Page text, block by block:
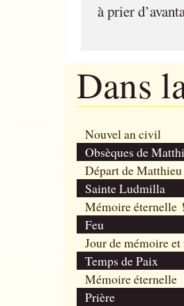
à prier
Dans
Nouvel an civil
Obsèques de
Départ de Matthieu
Sainte Ludmilla
Mémoire éternelle !
Feu
Jour de mémoire
Temps de Paix
Mémoire éternelle
Prière